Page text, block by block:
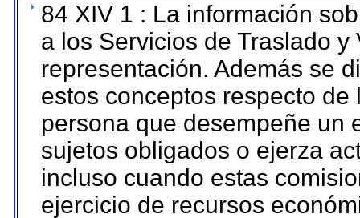
84 XIV 1 : La información
a los Servicios de Traslado
representación. Además se
estos conceptos respecto
persona que desempeñe un
sujetos obligados o ejerza
incluso cuando estas
ejercicio de recursos